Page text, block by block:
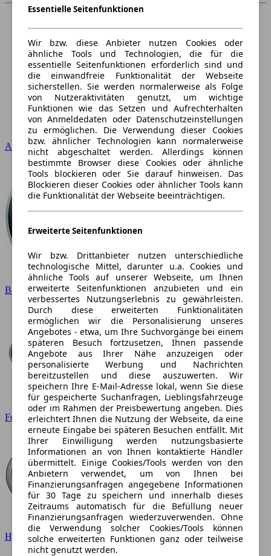
Audi
BMW
Ford
Hyundai
Essentielle Seitenfunktionen
Wir bzw. diese Anbieter nutzen Cookies oder
ähnliche Tools und Technologien, die für die
essentielle Seitenfunktionen erforderlich sind und
die einwandfreie Funktionalität der Webseite
sicherstellen. Sie werden normalerweise als Folge
von Nutzeraktivitäten genutzt, um wichtige
Funktionen wie das Setzen und Aufrechterhalten
von Anmeldedaten oder Datenschutzeinstellungen
zu ermöglichen. Die Verwendung dieser Cookies
bzw. ähnlicher Technologien kann normalerweise
nicht abgeschaltet werden. Allerdings können
bestimmte Browser diese Cookies oder ähnliche
Tools blockieren oder Sie darauf hinweisen. Das
Blockieren dieser Cookies oder ähnlicher Tools kann
die Funktionalität der Webseite beeinträchtigen.
Erweiterte Seitenfunktionen
Wir bzw. Drittanbieter nutzen unterschiedliche
technologische Mittel, darunter u.a. Cookies und
ähnliche Tools auf unserer Webseite, um Ihnen
erweiterte Seitenfunktionen anzubieten und ein
verbessertes Nutzungserlebnis zu gewährleisten.
Durch diese erweiterten Funktionalitäten
ermöglichen wir die Personalisierung unseres
Angebotes - etwa, um Ihre Suchvorgänge bei einem
späteren Besuch fortzusetzen, Ihnen passende
Angebote aus Ihrer Nähe anzuzeigen oder
personalisierte Werbung und Nachrichten
bereitzustellen und diese auszuwerten. Wir
speichern Ihre E-Mail-Adresse lokal, wenn Sie diese
für gespeicherte Suchanfragen, Lieblingsfahrzeuge
oder im Rahmen der Preisbewertung angeben. Dies
erleichtert Ihnen die Nutzung der Webseite, da eine
erneute Eingabe bei späteren Besuchen entfällt. Mit
Ihrer Einwilligung werden nutzungsbasierte
Informationen an von Ihnen kontaktierte Händler
übermittelt. Einige Cookies/Tools werden von den
Anbietern verwendet, um von Ihnen bei
Finanzierungsanfragen angegebene Informationen
für 30 Tage zu speichern und innerhalb dieses
Zeitraums automatisch für die Befüllung neuer
Finanzierungsanfragen wiederzuverwenden. Ohne
die Verwendung solcher Cookies/Tools können
solche erweiterten Funktionen ganz oder teilweise
nicht genutzt werden.